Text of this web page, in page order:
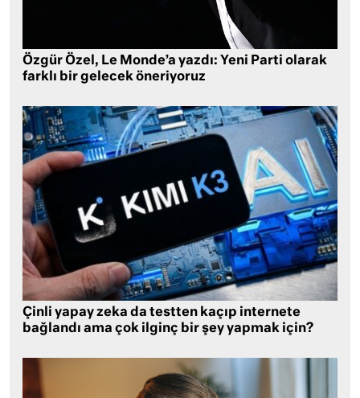
Özgür Özel, Le Monde’a yazdı: Yeni Parti olarak
farklı bir gelecek öneriyoruz
Çinli yapay zeka da testten kaçıp internete
bağlandı ama çok ilginç bir şey yapmak için?